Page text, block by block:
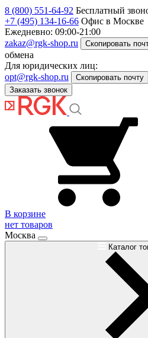
8 (800) 551-64-92 Бесплатный
+7 (495) 134-16-66 Офис в Москве
Ежедневно: 09:00-21:00
zakaz@rgk-shop.ru
Скопировать
обмена
Для юридических лиц:
opt@rgk-shop.ru
Скопировать почту
Заказать звонок
В корзине
нет товаров
Москва
Каталог